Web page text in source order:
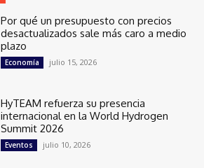
Por qué un presupuesto con precios
desactualizados sale más caro a medio
plazo
Economía julio 15, 2026
HyTEAM refuerza su presencia
internacional en la World Hydrogen
Summit 2026
Eventos julio 10, 2026